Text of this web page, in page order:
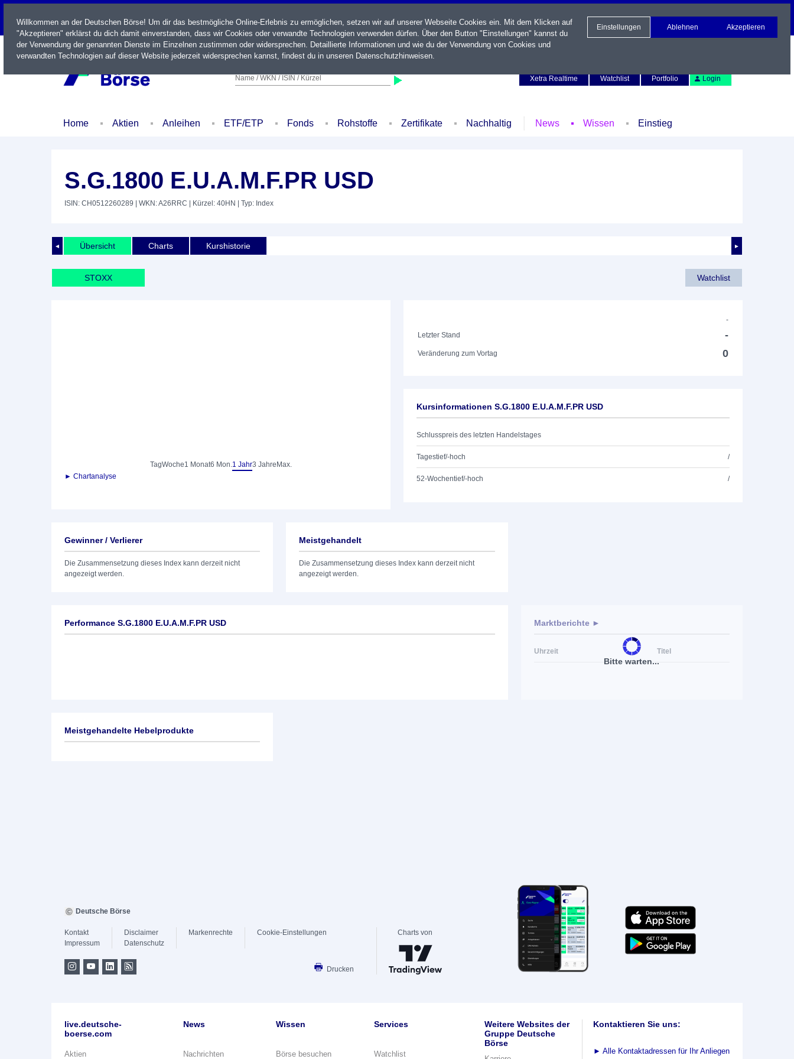
LIVE
Name / WKN / ISIN / Kürzel
Xetra Realtime
Watchlist Portfolio Login
Home Aktien Anleihen ETF/ETP Fonds Rohstoffe Zertifikate Nachhaltig News Wissen Einstieg
S.G.1800 E.U.A.M.F.PR USD
ISIN: CH0512260289 | WKN: A26RRC | Kürzel: 40HN | Typ: Index
◄ ►
Übersicht Charts Kurshistorie
STOXX Watchlist
TagWoche1 Monat6 Mon.1 Jahr3 Jahre Max.
► Chartanalyse
-
Letzter Stand
-
Veränderung zum Vortag 0
Kursinformationen S.G.1800 E.U.A.M.F.PR USD
Schlusspreis des letzten Handelstages
Tagestief/-hoch /
52-Wochentief/-hoch /
Gewinner / Verlierer
Die Zusammensetzung dieses Index kann derzeit nicht
angezeigt werden.
Meistgehandelt
Die Zusammensetzung dieses Index kann derzeit nicht
angezeigt werden.
Performance S.G.1800 E.U.A.M.F.PR USD
Bitte warten...
Marktberichte ►
Uhrzeit Titel
Meistgehandelte Hebelprodukte
Willkommen an der Deutschen Börse! Um dir das bestmögliche Online-Erlebnis zu ermöglichen, setzen wir auf unserer Webseite Cookies ein. Mit dem Klicken auf
"Akzeptieren" erklärst du dich damit einverstanden, dass wir Cookies oder verwandte Technologien verwenden dürfen. Über den Button "Einstellungen" kannst du
der Verwendung der genannten Dienste im Einzelnen zustimmen oder widersprechen. Detaillierte Informationen und wie du der Verwendung von Cookies und
verwandten Technologien auf dieser Website jederzeit widersprechen kannst, findest du in unseren Datenschutzhinweisen.
Einstellungen Ablehnen Akzeptieren
Deutsche Börse
Kontakt
Impressum
Disclaimer
Datenschutz
Markenrechte Cookie-Einstellungen
Drucken
Charts von
live.deutsche-
boerse.com
Aktien
News
Nachrichten
Wissen
Börse besuchen
Services
Watchlist
Weitere Websites der
Gruppe Deutsche
Börse
Kontaktieren Sie uns:
► Alle Kontaktadressen für Ihr Anliegen